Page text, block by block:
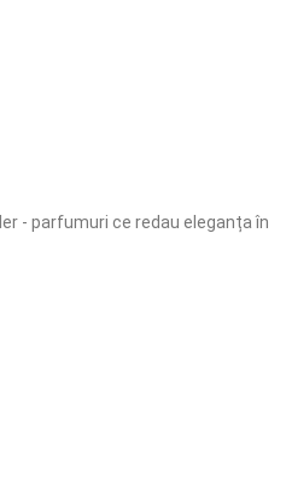
- parfumuri ce redau eleganța în